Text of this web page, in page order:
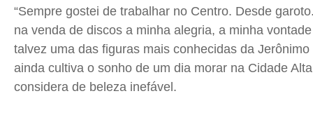
“Sempre gostei de trabalhar no Centro. Desde
na venda de discos a minha alegria, a minha
talvez uma das figuras mais conhecidas da
ainda cultiva o sonho de um dia morar na Cidade
considera de beleza inefável.